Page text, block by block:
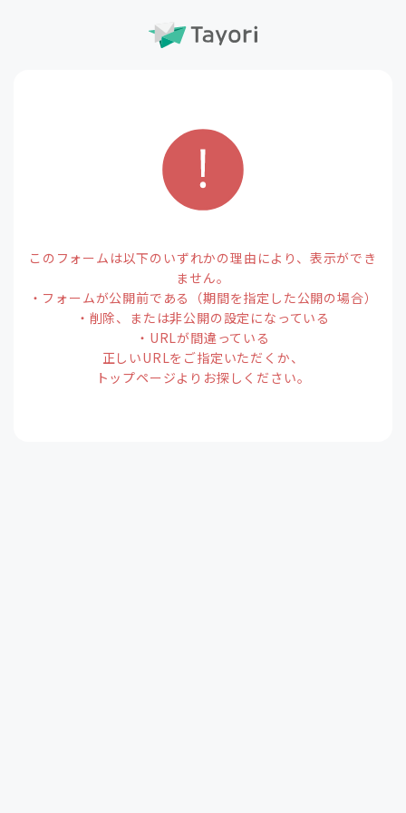
このフォームは以下のいずれかの理由により、表示ができ
ません。
・フォームが公開前である（期間を指定した公開の場合）
・削除、または非公開の設定になっている
・URLが間違っている
正しいURLをご指定いただくか、
トップページよりお探しください。